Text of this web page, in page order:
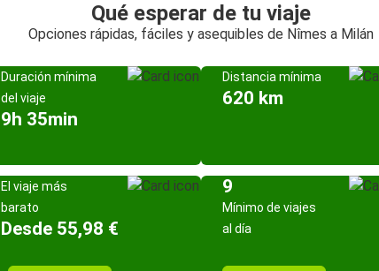
Qué esperar de tu viaje
Opciones rápidas, fáciles y asequibles de Nîmes a Milán
Duración mínima
del viaje
9h 35min
Distancia mínima
620 km
El viaje más
barato
Desde 55,98 €
9
Mínimo de viajes
al día